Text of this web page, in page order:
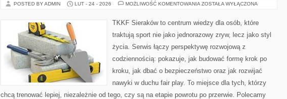
POSTED BY ADMIN LUT - 24 - 2026 MOŻLIWOŚĆ KOMENTOWANIA TRENING
ZOSTAŁA WYŁĄCZONA
TKKF Sieraków to centrum wiedzy dla osób, które
traktują sport nie jako jednorazowy zryw, lecz jako styl
życia. Serwis łączy perspektywę rozwojową z
codziennością: pokazuje, jak budować formę krok po
kroku, jak dbać o bezpieczeństwo oraz jak rozwijać
nawyki w duchu fair play. To miejsce dla tych, którzy
chcą trenować lepiej, niezależnie od tego, czy są na etapie powrotu po przerwie. Polecamy